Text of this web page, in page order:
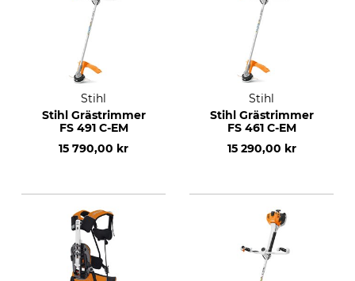
Stihl
Stihl Grästrimmer
FS 491 C-EM
15 790,00 kr
Stihl
Stihl Grästrimmer
FS 461 C-EM
15 290,00 kr